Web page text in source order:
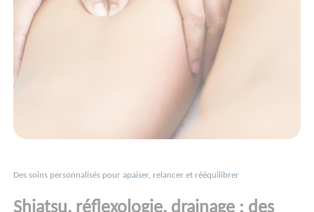
Des soins personnalisés pour apaiser, relancer et rééquilibrer
Shiatsu, réflexologie, drainage : des